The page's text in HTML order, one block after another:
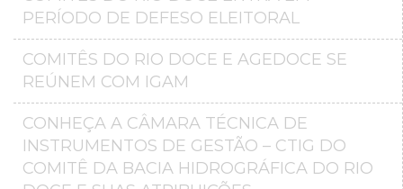
PERÍODO DE DEFESO ELEITORAL
COMITÊS DO RIO DOCE E AGEDOCE SE
REÚNEM COM IGAM
CONHEÇA A CÂMARA TÉCNICA DE
INSTRUMENTOS DE GESTÃO – CTIG DO
COMITÊ DA BACIA HIDROGRÁFICA DO RIO